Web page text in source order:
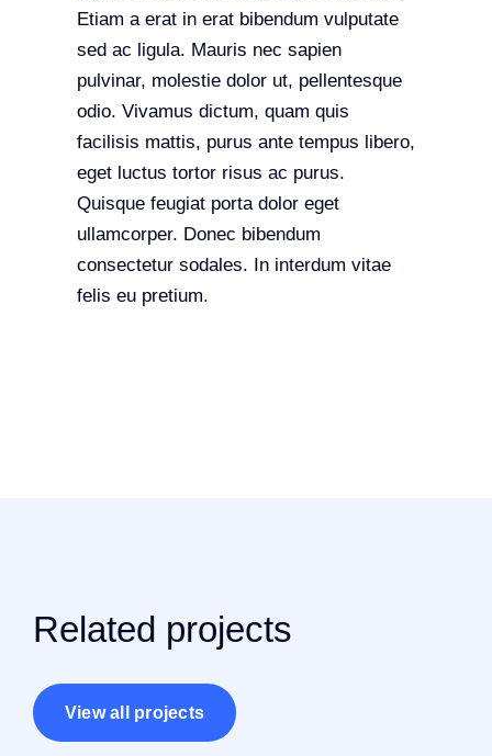
Etiam a erat in erat bibendum vulputate
sed ac ligula. Mauris nec sapien
pulvinar, molestie dolor ut, pellentesque
odio. Vivamus dictum, quam quis
facilisis mattis, purus ante tempus libero,
eget luctus tortor risus ac purus.
Quisque feugiat porta dolor eget
ullamcorper. Donec bibendum
consectetur sodales. In interdum vitae
felis eu pretium.
Related projects
View all projects